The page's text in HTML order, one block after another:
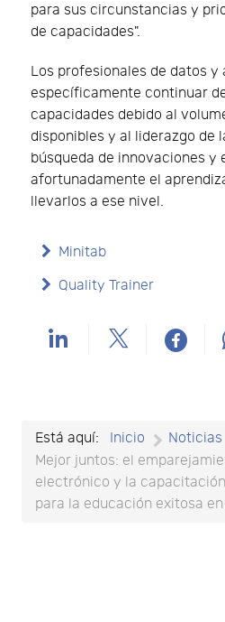
para sus circunstancias y
de capacidades".
Los profesionales de datos
específicamente continuar
capacidades debido al
disponibles y al liderazgo de
búsqueda de innovaciones y
afortunadamente el
llevarlos a ese nivel.
Minitab
Quality Trainer
Está aquí: Inicio Noticias
Mejor juntos: el
electrónico y la
para la educación exitosa